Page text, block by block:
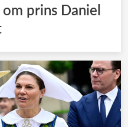
prins Daniel